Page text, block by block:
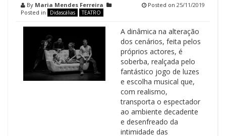
By Maria Mendes Ferreira
Posted in
Didascálias TEATRO
Posted on 25/11/2019
A dinâmica na alteração
dos cenários, feita pelos
próprios actores, é
soberba, realçada pelo
fantástico jogo de luzes
e escolha musical que,
com realismo,
transporta o espectador
ao ambiente decadente
e desenfreado da
intimidade das